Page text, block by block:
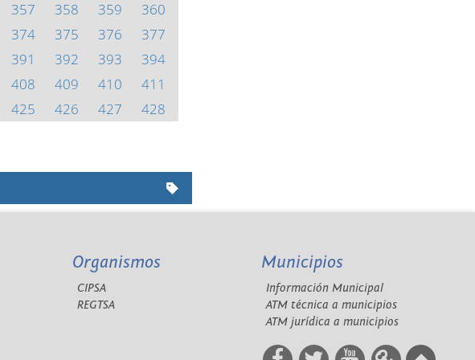
357 358 359
360
374 375 376
377
391 392 393
394
408 409 410
411
425 426 427
428
Organismos
CIPSA
REGTSA
Municipios
Información Municipal
ATM técnica a municipios
ATM jurídica a municipios